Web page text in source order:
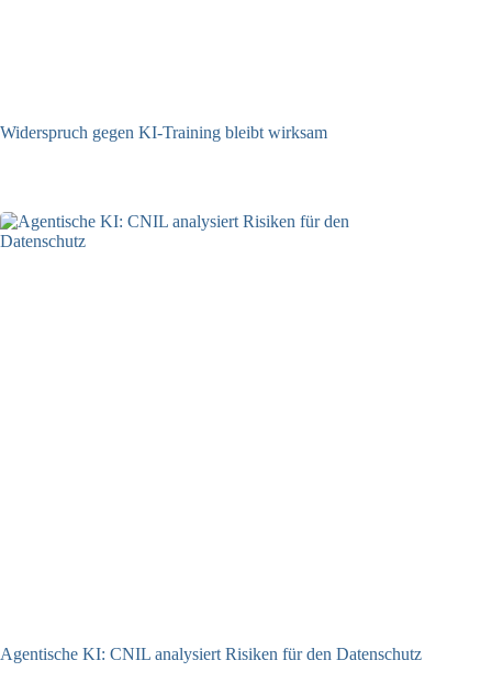
Widerspruch gegen KI-Training bleibt wirksam
Agentische KI: CNIL analysiert Risiken für den Datenschutz